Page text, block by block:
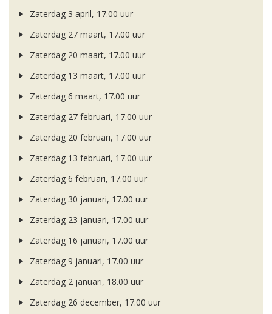
Zaterdag 3 april, 17.00 uur
Zaterdag 27 maart, 17.00 uur
Zaterdag 20 maart, 17.00 uur
Zaterdag 13 maart, 17.00 uur
Zaterdag 6 maart, 17.00 uur
Zaterdag 27 februari, 17.00 uur
Zaterdag 20 februari, 17.00 uur
Zaterdag 13 februari, 17.00 uur
Zaterdag 6 februari, 17.00 uur
Zaterdag 30 januari, 17.00 uur
Zaterdag 23 januari, 17.00 uur
Zaterdag 16 januari, 17.00 uur
Zaterdag 9 januari, 17.00 uur
Zaterdag 2 januari, 18.00 uur
Zaterdag 26 december, 17.00 uur